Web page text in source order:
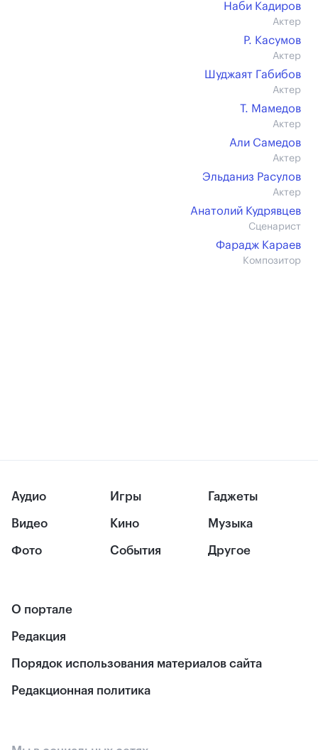
Наби Кадиров
Актер
Р. Касумов
Актер
Шуджаят Габибов
Актер
Т. Мамедов
Актер
Али Самедов
Актер
Эльданиз Расулов
Актер
Анатолий Кудрявцев
Сценарист
Фарадж Караев
Композитор
Аудио
Видео
Фото
Игры
Кино
События
Гаджеты
Музыка
Другое
О портале
Редакция
Порядок использования материалов сайта
Редакционная политика